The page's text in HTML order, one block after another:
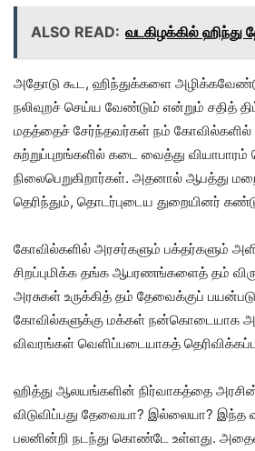
ALSO READ: வடகிழக்கில் ஹிந்து
அதோடு கூட, ஹிந்துக்களை
நலிவுறச் செய்ய வேண்டும் என்றும் சதித்
மதத்தைச் சேர்ந்தவர்கள் நம் கோவில்களில்
சுற்றுப்புறங்களில் கடை வைத்து
நிலைபெறுகிறார்கள். அதனால் ஆபத்து
தெரிந்தும், தொடர்புடைய துறையினர்
கோவில்களில் அரசர்களும் பக்தர்களும்
சிறப்புமிக்க தங்க ஆபரணங்களைத் தம்
அரசுகள் உருக்கித் தம் தேவைக்குப்
கோவில்களுக்கு மக்கள் நன்கொடையாக
விவரங்கள் வெளிப்படையாகத்
ஹித்து ஆலயங்களின் நிர்வாகத்தை அரசின்
விடுவிப்பது தேவையா? இல்லையா? இந்த
பலனின்றி நடந்து கொண்டே உள்ளது.